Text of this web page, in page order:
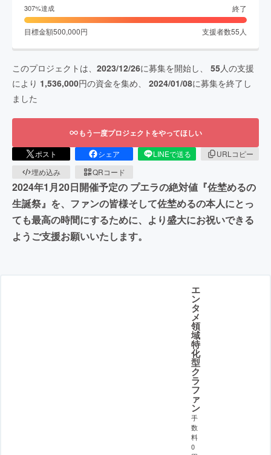
307%達成 終了
目標金額500,000円 支援者数55 人
このプロジェクトは、 2023/12/26に募集を開始し、 55人の支援
により 1,536,000円の資金を集め、 2024/01/08に募集を終了し
ました
もう一度プロジェクトをやってほしい
ポスト シェア LINEで送る
URLコピー
埋め込み
QRコード
2024年1月20日開催予定の プエラの絶対値『佐埜めるの
生誕祭』を、ファンの皆様そして佐埜めるの本人にとっ
ても最高の時間にするために、より盛大にお祝いできる
ようご支援お願いいたします。
エ
ン
タ
メ
領
域
特
化
型
ク
ラ
フ
ァ
ン
手
数
料
0